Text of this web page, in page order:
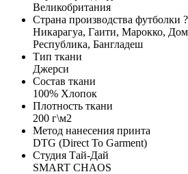
Великобритания
Страна производства футболки ?
Никарагуа, Гаити, Марокко,
Республика, Бангладеш
Тип ткани
Джерси
Состав ткани
100% Хлопок
Плотность ткани
200 г\м2
Метод нанесения принта
DTG (Direct To Garment)
Студия Тай-Дай
SMART CHAOS